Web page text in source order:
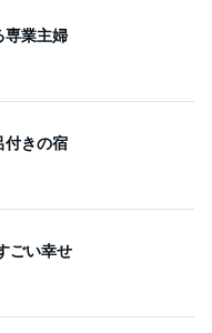
専業主婦
付きの宿
ごい幸せ